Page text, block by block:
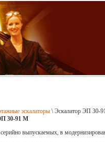
эскалаторы \Эскалатор ЭП 30-
30-91 М
выпускаемых, в